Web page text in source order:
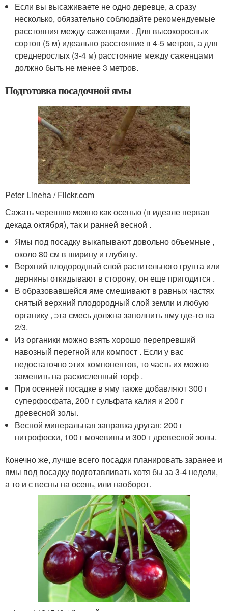
Если вы высаживаете не одно деревце, а сразу
несколько, обязательно соблюдайте рекомендуемые
расстояния между саженцами . Для высокорослых
сортов (5 м) идеально расстояние в 4-5 метров, а для
среднерослых (3-4 м) расстояние между саженцами
должно быть не менее 3 метров.
Подготовка посадочной ямы
Peter Lineha / Flickr.com
Сажать черешню можно как осенью (в идеале первая
декада октября), так и ранней весной .
Ямы под посадку выкапывают довольно объемные ,
около 80 см в ширину и глубину.
Верхний плодородный слой растительного грунта или
дернины откидывают в сторону, он еще пригодится .
В образовавшейся яме смешивают в равных частях
снятый верхний плодородный слой земли и любую
органику , эта смесь должна заполнить яму где-то на
2/3.
Из органики можно взять хорошо перепревший
навозный перегной или компост . Если у вас
недостаточно этих компонентов, то часть их можно
заменить на раскисленный торф .
При осенней посадке в яму также добавляют 300 г
суперфосфата, 200 г сульфата калия и 200 г
древесной золы.
Весной минеральная заправка другая: 200 г
нитрофоски, 100 г мочевины и 300 г древесной золы.
Конечно же, лучше всего посадки планировать заранее и
ямы под посадку подготавливать хотя бы за 3-4 недели,
а то и с весны на осень, или наоборот.